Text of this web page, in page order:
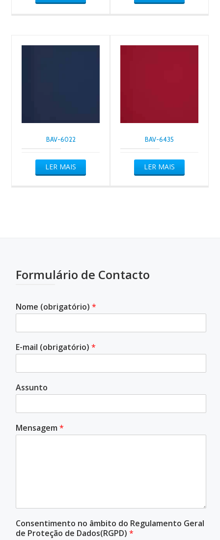
BAV-6022
LER MAIS
BAV-6435
LER MAIS
Formulário de Contacto
Nome (obrigatório) *
E-mail (obrigatório) *
Assunto
Mensagem *
Consentimento no âmbito do Regulamento Geral
de Proteção de Dados(RGPD) *